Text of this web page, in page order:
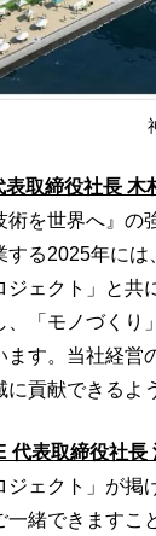
表取締役社長
術を世界へ』
る2025年には
ジェクト」と
、「モノづくり
ます。当社経営
貢献できるよ
代表取締役社
ジェクト」が
一緒できますこ